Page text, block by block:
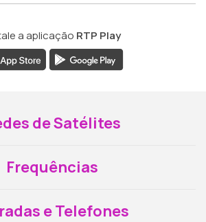
a aplicação RTP Play
de Satélites
Frequências
e Telefones